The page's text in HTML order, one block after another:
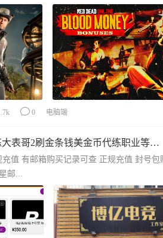
0 电脑端
PC荒野大镖客2线上代练大表哥2刷金条钱美金币代练职业等级博物经验代肝代练快行客刷金条等级
值 有邮箱购买记录可查 正规充值 封号
邮...